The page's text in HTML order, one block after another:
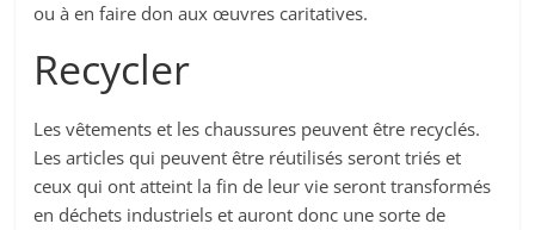
ou à en faire don aux œuvres caritatives.
Recycler
Les vêtements et les chaussures peuvent être recyclés.
Les articles qui peuvent être réutilisés seront triés et
ceux qui ont atteint la fin de leur vie seront transformés
en déchets industriels et auront donc une sorte de